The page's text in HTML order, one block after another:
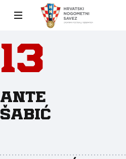
13
Ante
Šabić